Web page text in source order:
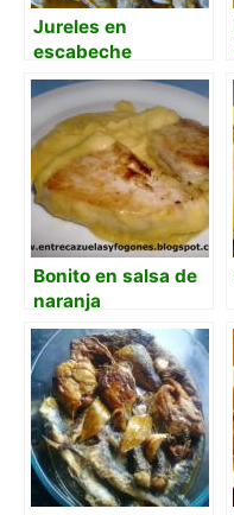
Jureles en
escabeche
Bonito en salsa de
naranja